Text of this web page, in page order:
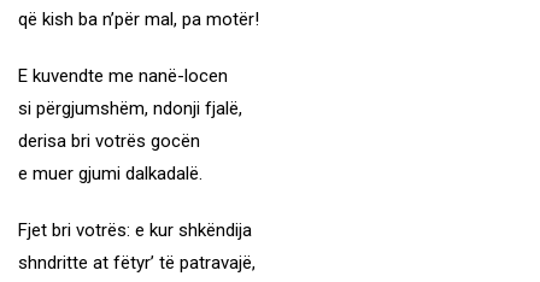
që kish ba n’për mal, pa motër!
E kuvendte me nanë-locen
si përgjumshëm, ndonji fjalë,
derisa bri votrës gocën
e muer gjumi dalkadalë.
Fjet bri votrës: e kur shkëndija
shndritte at fëtyr’ të patravajë,